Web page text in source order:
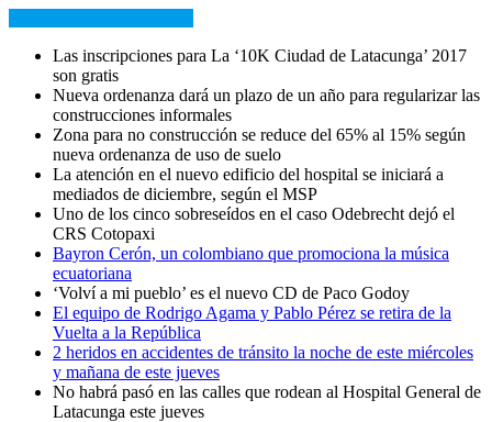
Las inscripciones para La ‘10K Ciudad de Latacunga’ 2017
son gratis
Nueva ordenanza dará un plazo de un año para regularizar las
construcciones informales
Zona para no construcción se reduce del 65% al 15% según
nueva ordenanza de uso de suelo
La atención en el nuevo edificio del hospital se iniciará a
mediados de diciembre, según el MSP
Uno de los cinco sobreseídos en el caso Odebrecht dejó el
CRS Cotopaxi
Bayron Cerón, un colombiano que promociona la música
ecuatoriana
‘Volví a mi pueblo’ es el nuevo CD de Paco Godoy
El equipo de Rodrigo Agama y Pablo Pérez se retira de la
Vuelta a la República
2 heridos en accidentes de tránsito la noche de este miércoles
y mañana de este jueves
No habrá pasó en las calles que rodean al Hospital General de
Latacunga este jueves